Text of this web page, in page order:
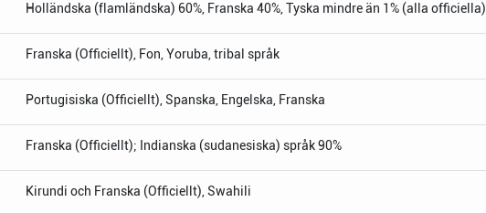
Holländska (flamländska) 60%, Franska 40%, Tyska mindre än 1% (alla officiella)
Franska (Officiellt), Fon, Yoruba, tribal språk
Portugisiska (Officiellt), Spanska, Engelska, Franska
Franska (Officiellt); Indianska (sudanesiska) språk 90%
Kirundi och Franska (Officiellt), Swahili